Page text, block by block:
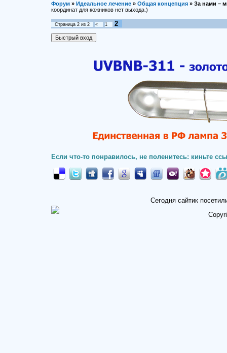
Форум » Идеальное лечение » Общая концепция » За нами –
координат для кожников нет выхода.)
Страница 2 из 2 « 1 2
Если что-то понравилось, не поленитесь: киньте
Сегодня сайтик